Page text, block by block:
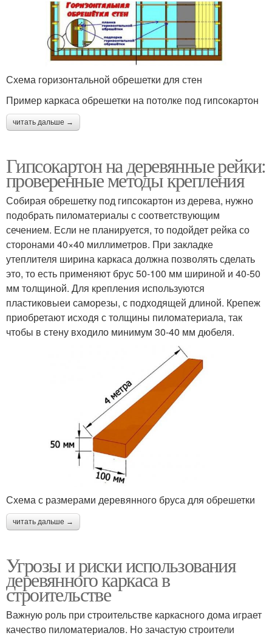
Схема горизонтальной обрешетки для стен
Пример каркаса обрешетки на потолке под гипсокартон
читать дальше →
Гипсокартон на деревянные рейки:
проверенные методы крепления
Собирая обрешетку под гипсокартон из дерева, нужно
подобрать пиломатериалы с соответствующим
сечением. Если не планируется, то подойдет рейка со
сторонами 40×40 миллиметров. При закладке
утеплителя ширина каркаса должна позволять сделать
это, то есть применяют брус 50-100 мм шириной и 40-50
мм толщиной. Для крепления используются
пластиковыеи саморезы, с подходящей длиной. Крепеж
приобретают исходя с толщины пиломатериала, так
чтобы в стену входило минимум 30-40 мм дюбеля.
Схема с размерами деревянного бруса для обрешетки
читать дальше →
Угрозы и риски использования
деревянного каркаса в
строительстве
Важную роль при строительстве каркасного дома играет
качество пиломатериалов. Но зачастую строители